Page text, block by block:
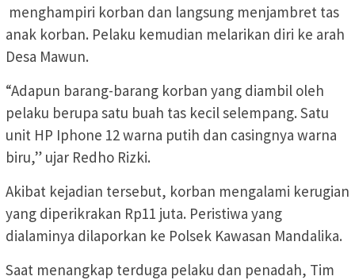
menghampiri korban dan langsung menjambret tas
anak korban. Pelaku kemudian melarikan diri ke arah
Desa Mawun.
“Adapun barang-barang korban yang diambil oleh
pelaku berupa satu buah tas kecil selempang. Satu
unit HP Iphone 12 warna putih dan casingnya warna
biru,” ujar Redho Rizki.
Akibat kejadian tersebut, korban mengalami kerugian
yang diperikrakan Rp11 juta. Peristiwa yang
dialaminya dilaporkan ke Polsek Kawasan Mandalika.
Saat menangkap terduga pelaku dan penadah, Tim